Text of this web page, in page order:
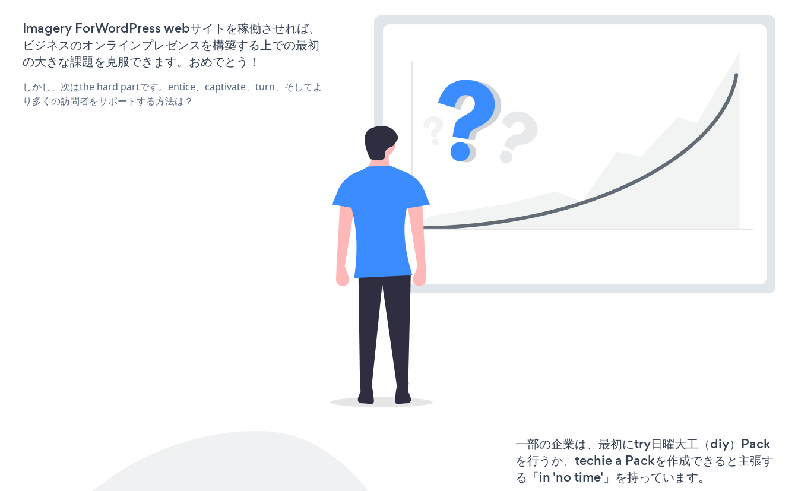
Imagery ForWordPress webサイトを稼働させれば、
ビジネスのオンラインプレゼンスを構築する上での最初
の大きな課題を克服できます。おめでとう！
しかし、次はthe hard partです。entice、captivate、turn、そしてよ
り多くの訪問者をサポートする方法は？
一部の企業は、最初にtry日曜大工（diy）Pack
を行うか、techie a Packを作成できると主張す
る「in 'no time'」を持っています。